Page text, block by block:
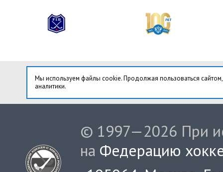
Мы используем файлы cookie. Продолжая пользоваться
аналитики.
© 1997—2026 При
на Федерацию